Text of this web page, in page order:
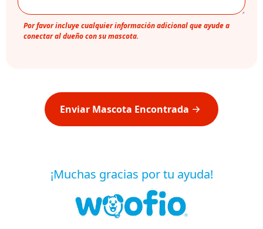
Por favor incluye cualquier información adicional que ayude a
conectar al dueño con su mascota.
Enviar Mascota Encontrada
¡Muchas gracias por tu ayuda!